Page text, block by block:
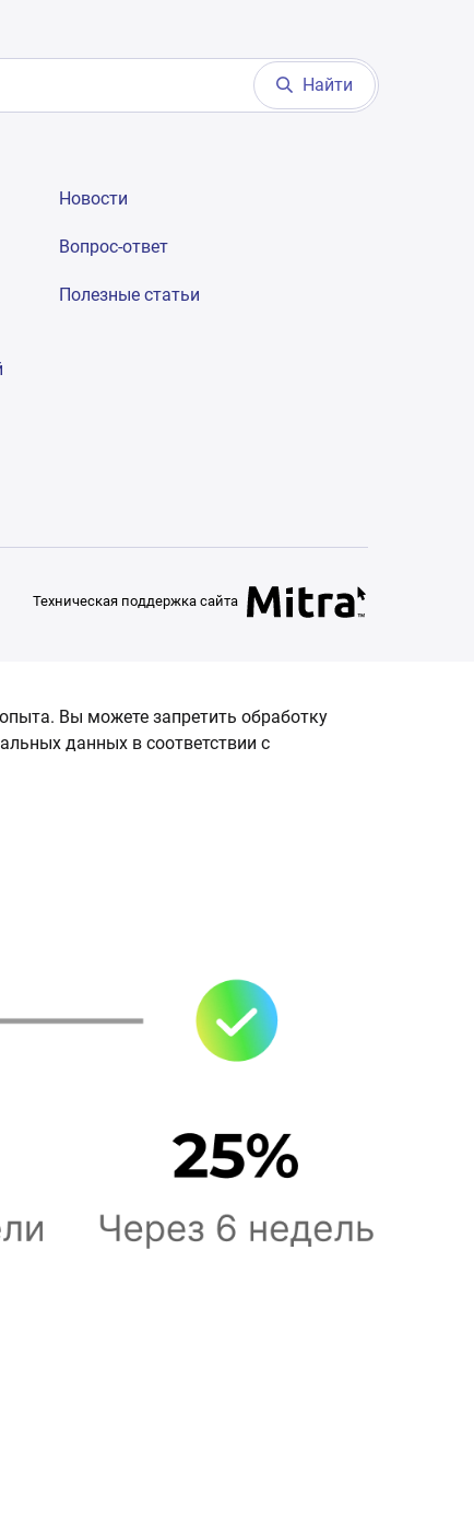
Найти
Новости
Вопрос-ответ
Полезные статьи
Техническая поддержка сайта
Вы можете запретить обработку
данных в соответствии с